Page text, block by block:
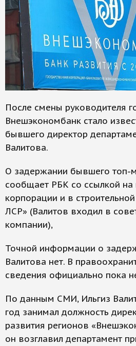
После смены руководителя
Внешэкономбанк стало
бывшего директор
Валитова.
О задержании бывшего топ-
сообщает РБК со ссылкой на
корпорации и в
ЛСР» (Валитов входил в
компании),
Точной информации о
Валитова нет. В
сведения официально пока
По данным СМИ, Ильгиз
год занимал должность
развития регионов
он возглавил департамент